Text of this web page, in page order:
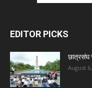
EDITOR PICKS
छात्रसंघ
August